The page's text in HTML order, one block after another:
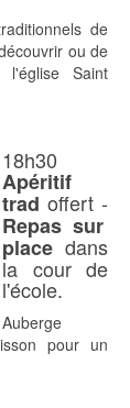
de
ou de
l'église Saint
18h30
Apéritif
trad offert -
Repas sur
place dans
la cour de
l'école.
Auberge
pour un